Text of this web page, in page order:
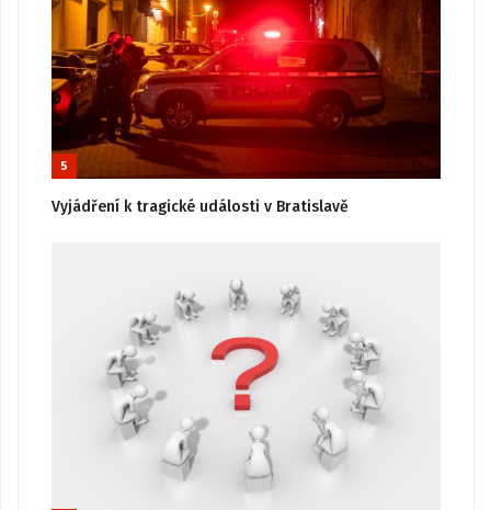
5
Vyjádření k tragické události v Bratislavě